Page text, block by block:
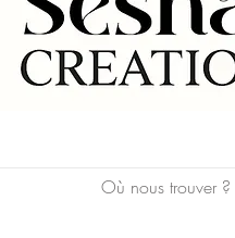
Où nous trouver ?